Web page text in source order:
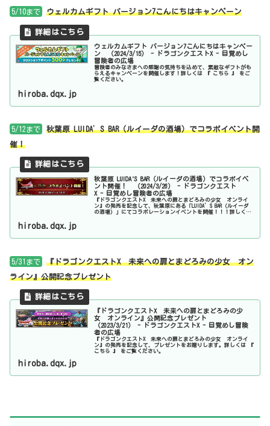
5/10まで ウェルカムギフト バージョン7こんにちはキャンペーン
ウェルカムギフト バージョン7こんにちはキャンペー
ン （2024/3/15） - ドラゴンクエストX - 目覚めし
冒険者の広場
冒険者のみなさまへの感謝の気持ちを込めて、素敵なギフトがも
らえるキャンペーンを開催します！詳しくは 『 こちら 』 をご
覧ください。
hiroba.dqx.jp
5/12まで
秋葉原 LUIDA’S BAR（ルイーダの酒場）でコラボイベント開
催！
秋葉原 LUIDA'S BAR（ルイーダの酒場）でコラボイベ
ント開催！ （2024/3/26） - ドラゴンクエスト
X - 目覚めし冒険者の広場
『ドラゴンクエストX 未来への扉とまどろみの少女 オンライ
ン』の発売を記念して、秋葉原にある「LUIDA’S BAR（ルイーダ
の酒場）」にてコラボレーションイベントを開催！！！詳しくは
hiroba.dqx.jp
5/31まで
『ドラゴンクエストX 未来への扉とまどろみの少女 オン
ライン』公開記念プレゼント
『ドラゴンクエストX 未来への扉とまどろみの少
女 オンライン』公開記念プレゼント
（2023/3/21） - ドラゴンクエストX - 目覚めし冒険
者の広場
『ドラゴンクエストX 未来への扉とまどろみの少女 オンライ
ン』の発売を記念して、プレゼントをお贈りします。詳しくは 『
こちら 』 をご覧ください。
hiroba.dqx.jp